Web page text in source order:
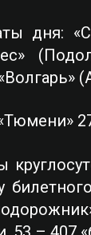
дня: